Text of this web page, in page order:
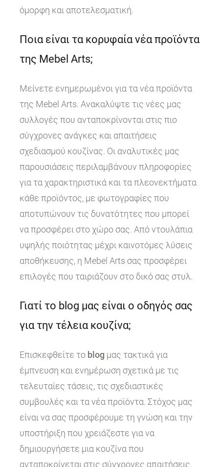
όμορφη και αποτελεσματική.
Ποια είναι τα κορυφαία νέα προϊόντα
της Mebel Arts;
Μείνετε ενημερωμένοι για τα νέα προϊόντα
της Mebel Arts. Ανακαλύψτε τις νέες μας
συλλογές που ανταποκρίνονται στις πιο
σύγχρονες ανάγκες και απαιτήσεις
σχεδιασμού κουζίνας. Οι αναλυτικές μας
παρουσιάσεις περιλαμβάνουν πληροφορίες
για τα χαρακτηριστικά και τα πλεονεκτήματα
κάθε προϊόντος, με φωτογραφίες που
αποτυπώνουν τις δυνατότητες που μπορεί
να προσφέρει στο χώρο σας. Από ντουλάπια
υψηλής ποιότητας μέχρι καινοτόμες λύσεις
αποθήκευσης, η Mebel Arts σας προσφέρει
επιλογές που ταιριάζουν στο δικό σας στυλ.
Γιατί το blog μας είναι ο οδηγός σας
για την τέλεια κουζίνα;
Επισκεφθείτε το blog μας τακτικά για
έμπνευση και ενημέρωση σχετικά με τις
τελευταίες τάσεις, τις σχεδιαστικές
συμβουλές και τα νέα προϊόντα. Στόχος μας
είναι να σας προσφέρουμε τη γνώση και την
υποστήριξη που χρειάζεστε για να
δημιουργήσετε μια κουζίνα που
ανταποκρίνεται στις σύγχρονες απαιτήσεις.